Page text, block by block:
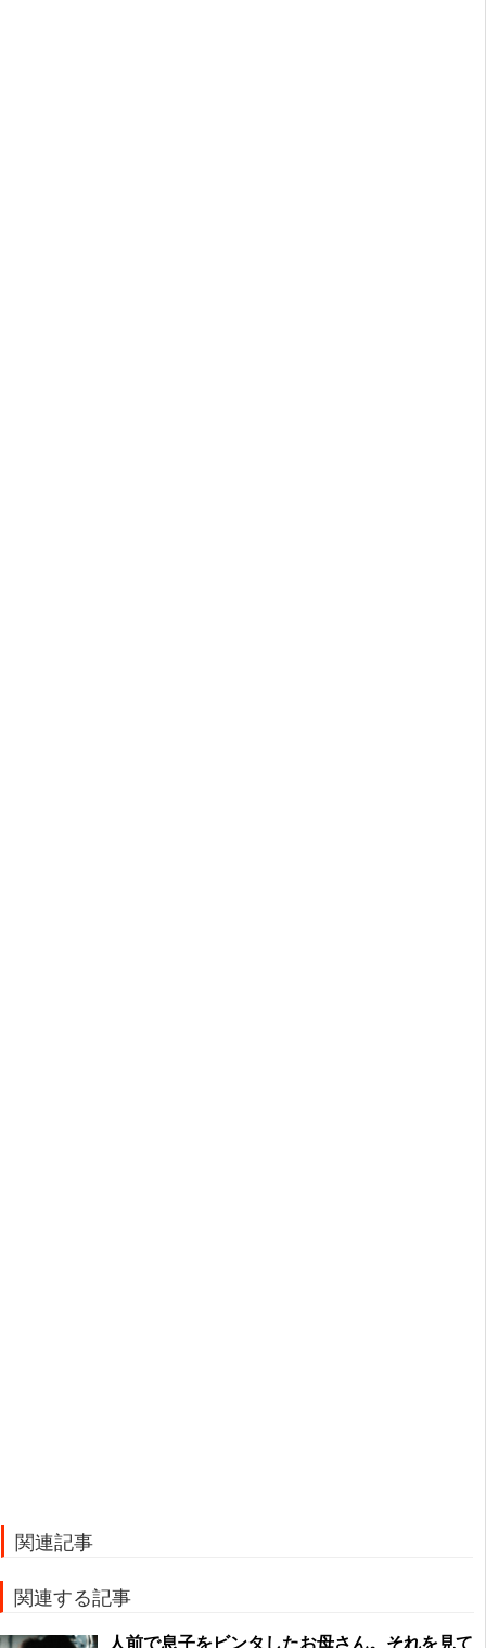
関連記事
関連する記事
人前で息子をビンタしたお母さん。それを見て